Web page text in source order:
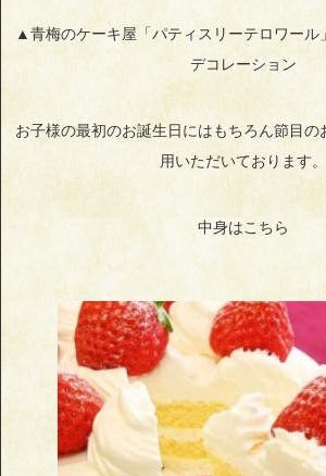
▲青梅のケーキ屋「パティスリーテロワール
デコレーション
お子様の最初のお誕生日にはもちろん節目の
用いただいております。
中身はこちら